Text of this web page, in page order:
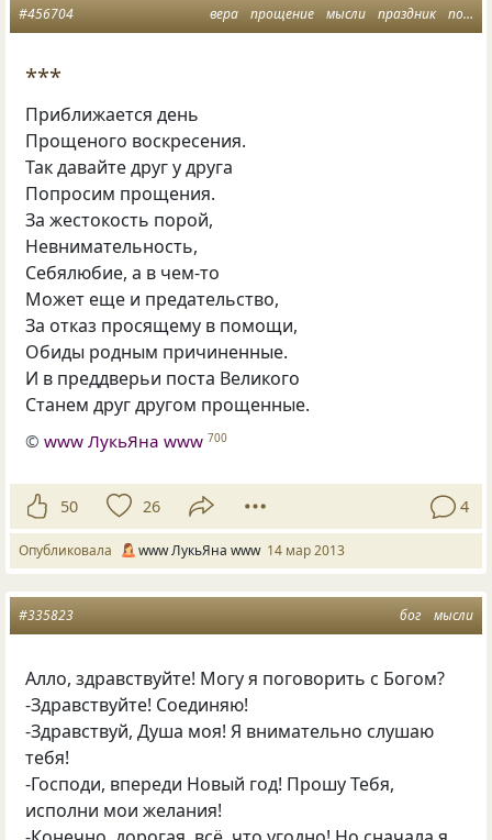
вера прощение мысли праздник пост
#456704
***
Приближается день
Прощеного воскресения.
Так давайте друг у друга
Попросим прощения.
За жестокость порой,
Невнимательность,
Себялюбие, а в чем-то
Может еще и предательство,
За отказ просящему в помощи,
Обиды родным причиненные.
И в преддверьи поста Великого
Станем друг другом прощенные.
©www ЛукьЯна www 700
50 26 4
Опубликовала www ЛукьЯна www 14 мар 2013
бог мысли
#335823
Алло, здравствуйте! Могу я поговорить с Богом?
-Здравствуйте! Соединяю!
-Здравствуй, Душа моя! Я внимательно слушаю
тебя!
-Господи, впереди Новый год! Прошу Тебя,
исполни мои желания!